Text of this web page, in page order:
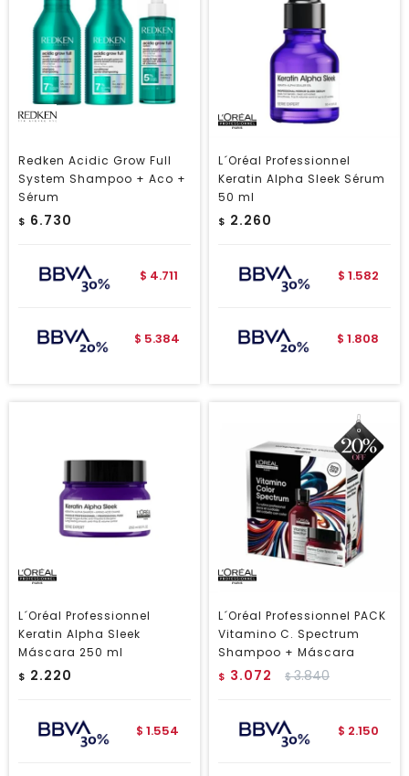
Redken Acidic Grow Full
System Shampoo + Aco +
Sérum
$ 6.730
$ 4.711
$ 5.384
L´Oréal Professionnel
Keratin Alpha Sleek Sérum
50 ml
$ 2.260
$ 1.582
$ 1.808
L´Oréal Professionnel
Keratin Alpha Sleek
Máscara 250 ml
$ 2.220
$ 1.554
L´Oréal Professionnel PACK
Vitamino C. Spectrum
Shampoo + Máscara
$ 3.072 $3.840
$ 2.150